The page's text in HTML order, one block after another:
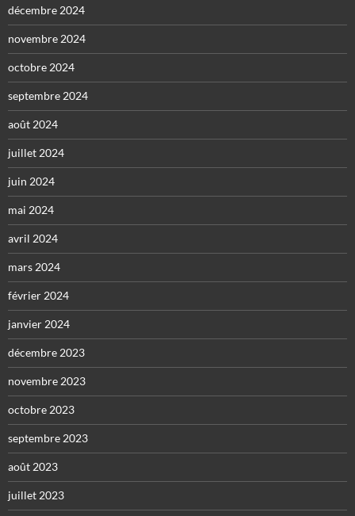
décembre 2024
novembre 2024
octobre 2024
septembre 2024
août 2024
juillet 2024
juin 2024
mai 2024
avril 2024
mars 2024
février 2024
janvier 2024
décembre 2023
novembre 2023
octobre 2023
septembre 2023
août 2023
juillet 2023